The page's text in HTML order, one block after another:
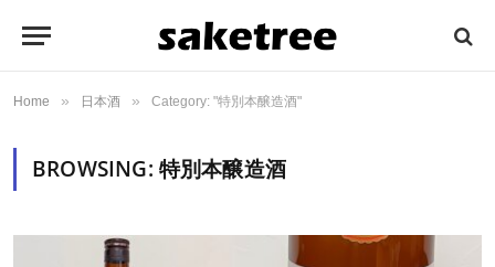
Home » 日本酒 » Category: "特別本醸造酒"
BROWSING: 特別本醸造酒